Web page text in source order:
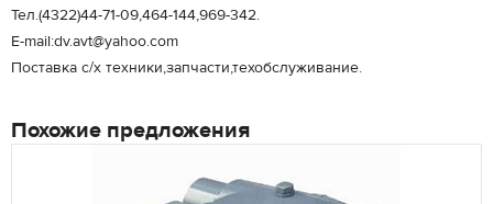
Тел.(4322)44-71-09,464-144,969-342.
E-mail:dv.avt@yahoo.com
Поставка с/х техники,запчасти,техобслуживание.
Похожие предложения